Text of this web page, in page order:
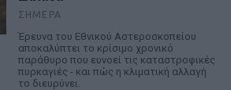
ΣΉΜΕΡΑ
Έρευνα του Εθνικού Αστεροσκοπείου
αποκαλύπτει το κρίσιμο χρονικό
παράθυρο που ευνοεί τις καταστροφικές
πυρκαγιές - και πώς η κλιματική αλλαγή
το διευρύνει.